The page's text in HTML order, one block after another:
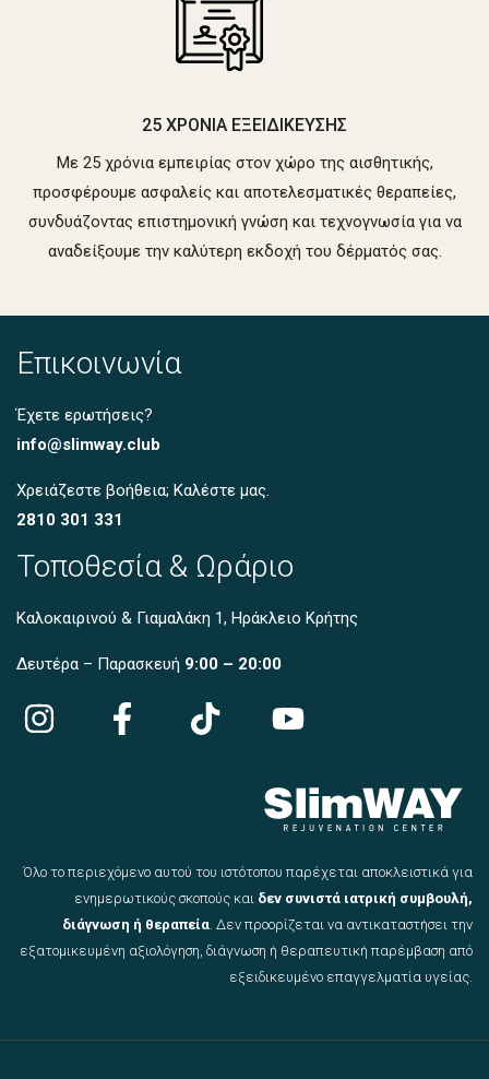
25 ΧΡΟΝΙΑ ΕΞΕΙΔΙΚΕΥΣΗΣ
Με 25 χρόνια εμπειρίας στον χώρο της αισθητικής,
προσφέρουμε ασφαλείς και αποτελεσματικές θεραπείες,
συνδυάζοντας επιστημονική γνώση και τεχνογνωσία για να
αναδείξουμε την καλύτερη εκδοχή του δέρματός σας.
Επικοινωνία
Έχετε ερωτήσεις?
info@slimway.club
Χρειάζεστε βοήθεια; Καλέστε μας.
2810 301 331
Τοποθεσία & Ωράριο
Καλοκαιρινού & Γιαμαλάκη 1, Ηράκλειο Κρήτης
Δευτέρα – Παρασκευή 9:00 – 20:00
Όλο το περιεχόμενο αυτού του ιστότοπου παρέχεται αποκλειστικά για
ενημερωτικούς σκοπούς και δεν συνιστά ιατρική συμβουλή,
διάγνωση ή θεραπεία . Δεν προορίζεται να αντικαταστήσει την
εξατομικευμένη αξιολόγηση, διάγνωση ή θεραπευτική παρέμβαση από
εξειδικευμένο επαγγελματία υγείας.